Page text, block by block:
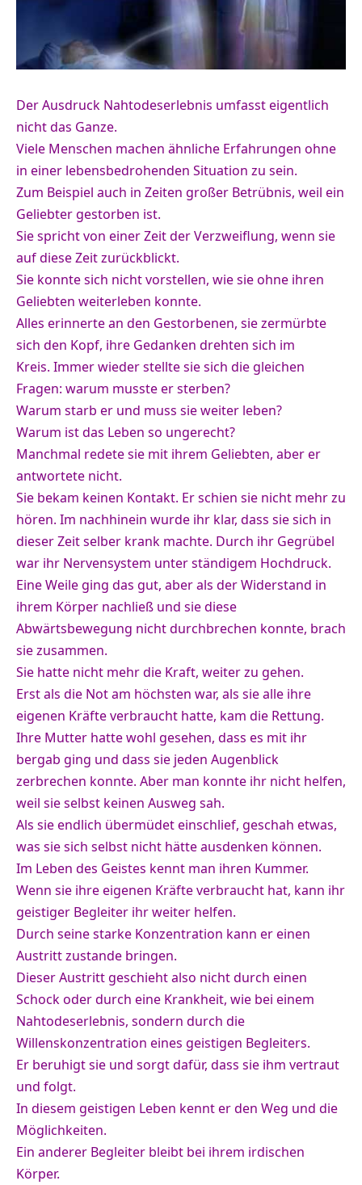
Der Ausdruck Nahtodeserlebnis umfasst eigentlich
nicht das Ganze.
Viele Menschen machen ähnliche Erfahrungen ohne
in einer lebensbedrohenden Situation zu sein.
Zum Beispiel auch in Zeiten großer Betrübnis, weil ein
Geliebter gestorben ist.
Sie spricht von einer Zeit der Verzweiflung, wenn sie
auf diese Zeit zurückblickt.
Sie konnte sich nicht vorstellen, wie sie ohne ihren
Geliebten weiterleben konnte.
Alles erinnerte an den Gestorbenen, sie zermürbte
sich den Kopf, ihre Gedanken drehten sich im
Kreis. Immer wieder stellte sie sich die gleichen
Fragen: warum musste er sterben?
Warum starb er und muss sie weiter leben?
Warum ist das Leben so ungerecht?
Manchmal redete sie mit ihrem Geliebten, aber er
antwortete nicht.
Sie bekam keinen Kontakt. Er schien sie nicht mehr zu
hören. Im nachhinein wurde ihr klar, dass sie sich in
dieser Zeit selber krank machte. Durch ihr Gegrübel
war ihr Nervensystem unter ständigem Hochdruck.
Eine Weile ging das gut, aber als der Widerstand in
ihrem Körper nachließ und sie diese
Abwärtsbewegung nicht durchbrechen konnte, brach
sie zusammen.
Sie hatte nicht mehr die Kraft, weiter zu gehen.
Erst als die Not am höchsten war, als sie alle ihre
eigenen Kräfte verbraucht hatte, kam die Rettung.
Ihre Mutter hatte wohl gesehen, dass es mit ihr
bergab ging und dass sie jeden Augenblick
zerbrechen konnte. Aber man konnte ihr nicht helfen,
weil sie selbst keinen Ausweg sah.
Als sie endlich übermüdet einschlief, geschah etwas,
was sie sich selbst nicht hätte ausdenken können.
Im Leben des Geistes kennt man ihren Kummer.
Wenn sie ihre eigenen Kräfte verbraucht hat, kann ihr
geistiger Begleiter ihr weiter helfen.
Durch seine starke Konzentration kann er einen
Austritt zustande bringen.
Dieser Austritt geschieht also nicht durch einen
Schock oder durch eine Krankheit, wie bei einem
Nahtodeserlebnis, sondern durch die
Willenskonzentration eines geistigen Begleiters.
Er beruhigt sie und sorgt dafür, dass sie ihm vertraut
und folgt.
In diesem geistigen Leben kennt er den Weg und die
Möglichkeiten.
Ein anderer Begleiter bleibt bei ihrem irdischen
Körper.